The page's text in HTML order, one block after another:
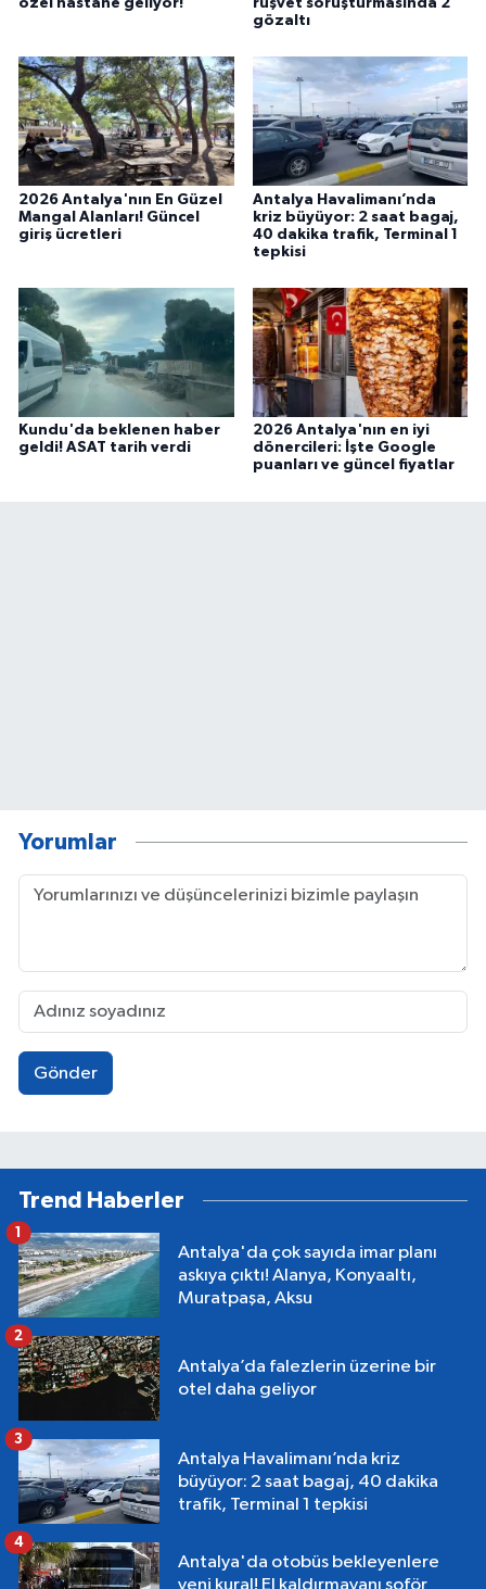
gözaltı
2026 Antalya'nın En Güzel
Mangal Alanları! Güncel
giriş ücretleri
Antalya Havalimanı’nda
kriz büyüyor: 2 saat bagaj,
40 dakika trafik, Terminal 1
tepkisi
Kundu'da beklenen haber
geldi! ASAT tarih verdi
2026 Antalya'nın en iyi
dönercileri: İşte Google
puanları ve güncel fiyatlar
Yorumlar
Gönder
Trend Haberler
Antalya'da çok sayıda imar planı
askıya çıktı! Alanya, Konyaaltı,
Muratpaşa, Aksu
1
Antalya’da falezlerin üzerine bir
otel daha geliyor
2
Antalya Havalimanı’nda kriz
büyüyor: 2 saat bagaj, 40 dakika
trafik, Terminal 1 tepkisi
3
Antalya'da otobüs bekleyenlere
yeni kural! El kaldırmayanı şoför
4